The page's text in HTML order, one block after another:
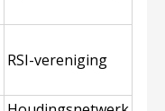
RSI-vereniging